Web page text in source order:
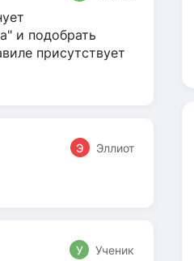
и подобрать
присутствует
Э Эллиот
У Ученик